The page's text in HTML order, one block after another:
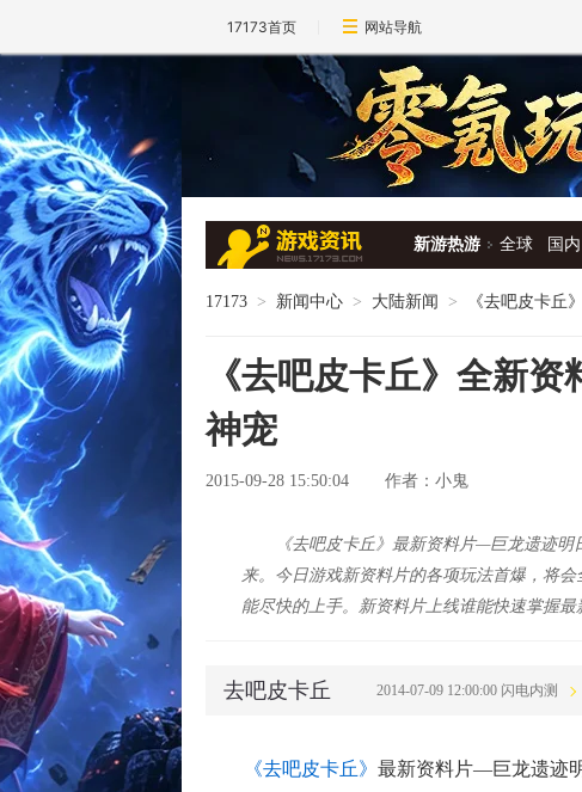
17173首页 网站导航
新游热游 全球 国内
17173 > 新闻中心 > 大陆新闻 > 《去吧皮卡丘
《去吧皮卡丘》全新
神宠
2015-09-28 15:50:04 作者：小鬼
《去吧皮卡丘》最新资料片—巨龙遗迹
来。今日游戏新资料片的各项玩法首爆，将
能尽快的上手。新资料片上线谁能快速掌握
去吧皮卡丘 2014-07-09 12:00:00 闪电内测
《去吧皮卡丘》 最新资料片—巨龙遗迹